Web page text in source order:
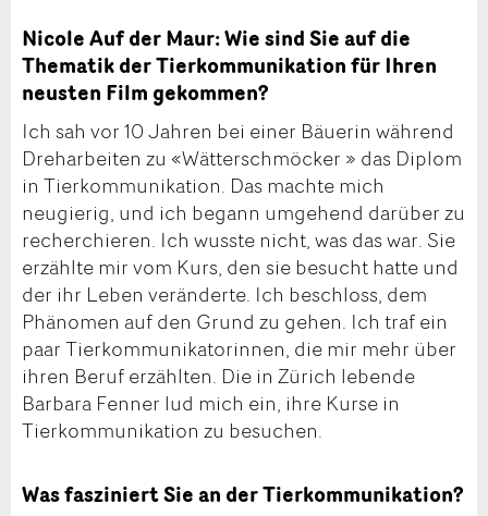
Nicole Auf der Maur: Wie sind Sie auf die
Thematik der Tierkommunikation für Ihren
neusten Film gekommen?
Ich sah vor 10 Jahren bei einer Bäuerin während
Dreharbeiten zu «Wätterschmöcker » das Diplom
in Tierkommunikation. Das machte mich
neugierig, und ich begann umgehend darüber zu
recherchieren. Ich wusste nicht, was das war. Sie
erzählte mir vom Kurs, den sie besucht hatte und
der ihr Leben veränderte. Ich beschloss, dem
Phänomen auf den Grund zu gehen. Ich traf ein
paar Tierkommunikatorinnen, die mir mehr über
ihren Beruf erzählten. Die in Zürich lebende
Barbara Fenner lud mich ein, ihre Kurse in
Tierkommunikation zu besuchen.
Was fasziniert Sie an der Tierkommunikation?